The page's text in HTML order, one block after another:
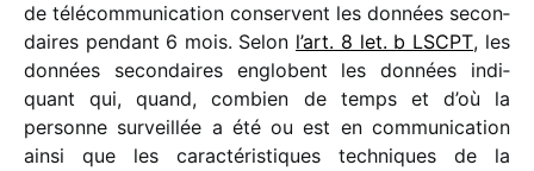
de télé­com­mu­ni­ca­tion conservent les données secon­
daires pendant 6 mois. Selon l’art. 8 let. b LSCPT, les
données secon­daires englobent les données indi­
quant qui, quand, combien de temps et d’où la
personne surveillée a été ou est en commu­ni­ca­tion
ainsi que les carac­té­ris­tiques tech­niques de la